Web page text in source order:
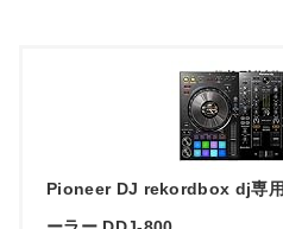
Pioneer DJ rekordbox dj専用